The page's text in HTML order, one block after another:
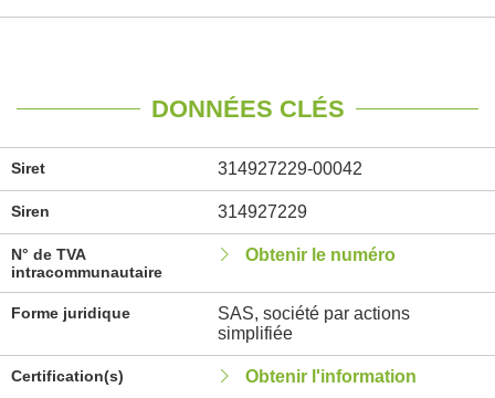
DONNÉES CLÉS
Siret 314927229-00042
Siren 314927229
N° de TVA
intracommunautaire
Obtenir le numéro
Forme juridique
SAS, société par actions
simplifiée
Certification(s) Obtenir l'information